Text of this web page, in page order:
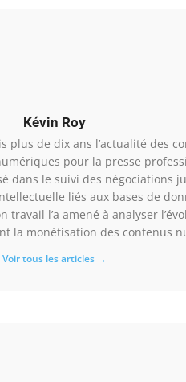
Kévin Roy
plus de dix ans l’actualité des
pour la presse
dans le suivi des négociations
liés aux bases de
travail l’a amené à analyser
la monétisation des contenus
Voir tous les articles →